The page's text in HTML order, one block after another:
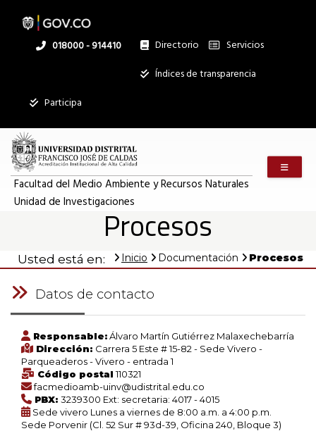
contenido
Linea
018000 - 914410 Directorio
Institucional
Servicios
Índices de transparencia
Participa
Facultad del Medio Ambiente y Recursos Naturales
Unidad de Investigaciones
Procesos
Usted está en: Inicio Documentación Procesos
Datos de contacto
Responsable:Álvaro Martín Gutiérrez Malaxechebarría
Dirección: Carrera 5 Este # 15-82 - Sede Vivero -
Parqueaderos - Vivero - entrada 1
Código postal110321
facmedioamb-uinv@udistrital.edu.co
PBX: 3239300 Ext: secretaria: 4017 - 4015
Sede vivero Lunes a viernes de 8:00 a.m. a 4:00 p.m.
Sede Porvenir (Cl. 52 Sur # 93d-39, Oficina 240, Bloque 3)